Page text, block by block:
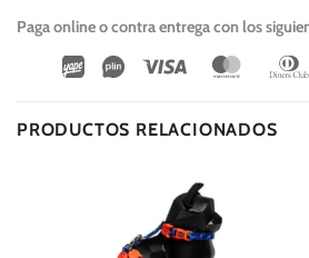
Paga online o contra entrega con los
Wirecard
Vipps Visa
PRODUCTOS RELACIONADOS